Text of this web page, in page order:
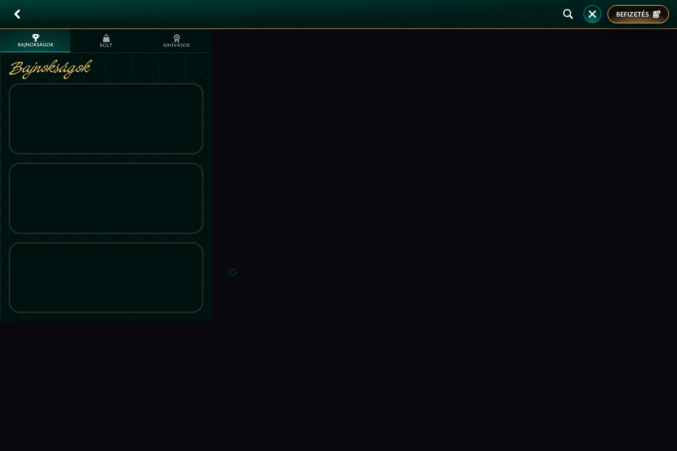
BEFIZETÉS
BAJNOKSÁGOK BOLT KIHÍVÁSOK
Bajnokságok